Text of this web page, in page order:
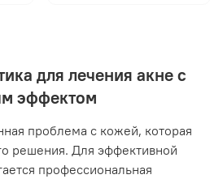
для лечения акне с
эффектом
проблема с кожей, которая
решения. Для эффективной
профессиональная